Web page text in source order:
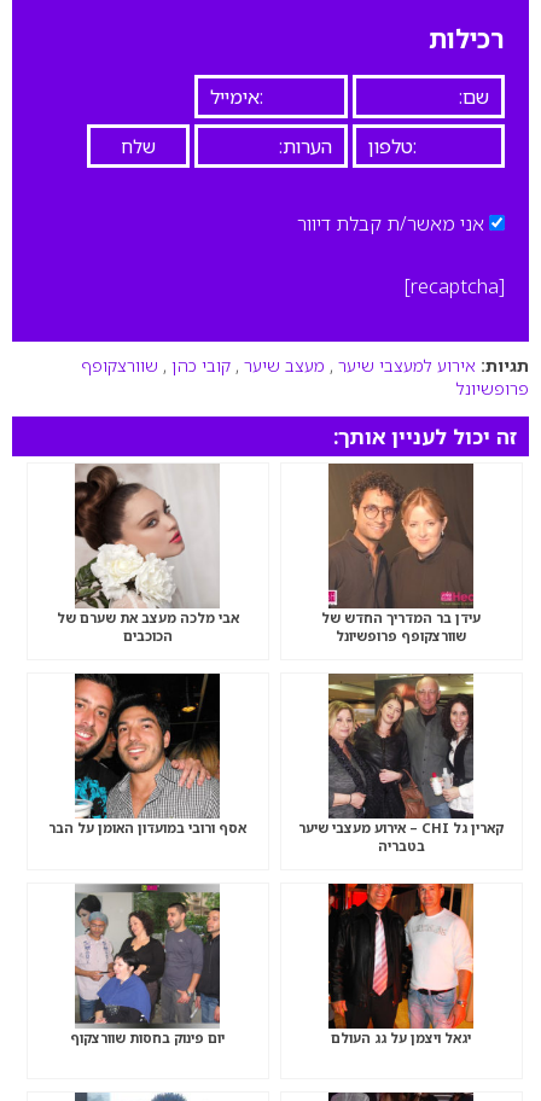
רכילות
אני מאשר/ת קבלת דיוור
[recaptcha]
תגיות: אירוע למעצבי שיער , מעצב שיער , קובי כהן , שוורצקופף
פרופשיונל
זה יכול לעניין אותך:
עידן בר המדריך החדש של
שוורצקופף פרופשיונל
אבי מלכה מעצב את שערם של
הכוכבים
קארין גל CHI – אירוע מעצבי שיער
בטבריה
אסף ורובי במועדון האומן על הבר
יגאל ויצמן על גג העולם יום פינוק בחסות שוורצקוף